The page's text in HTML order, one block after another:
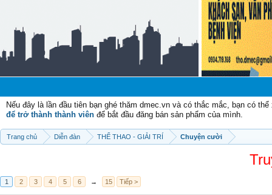
Nếu đây là lần đầu tiên bạn ghé thăm dmec.vn và có thắc mắc, bạn có
để trở thành thành viên để bắt đầu đăng bán sản phẩm của mình.
Trang chủ Diễn đàn THỂ THAO - GIẢI TRÍ Chuyện cười
1 2 3 4 5 6 → 15 Tiếp >